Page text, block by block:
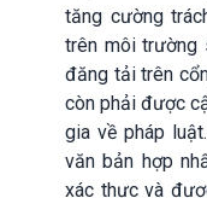
tăng cường
trên môi trường
đăng tải trên
còn phải được
gia về pháp
văn bản hợp
xác thực và